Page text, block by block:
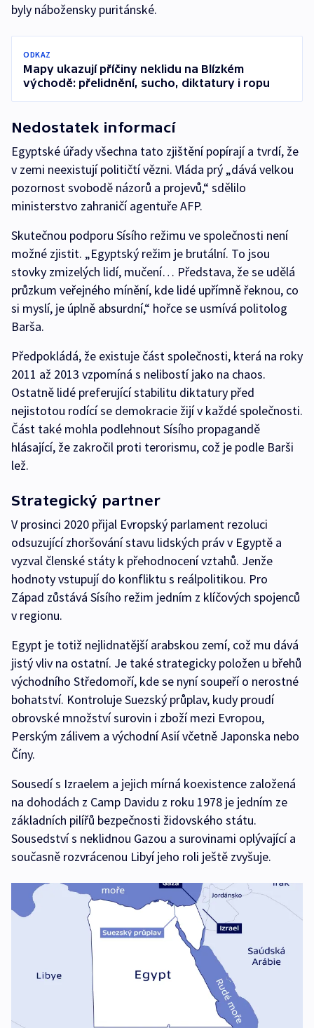
byly nábožensky puritánské.
ODKAZ
Mapy ukazují příčiny neklidu na Blízkém
východě: přelidnění, sucho, diktatury i ropu
Nedostatek informací
Egyptské úřady všechna tato zjištění popírají a tvrdí, že
v zemi neexistují političtí vězni. Vláda prý „dává velkou
pozornost svobodě názorů a projevů,“ sdělilo
ministerstvo zahraničí agentuře AFP.
Skutečnou podporu Sísího režimu ve společnosti není
možné zjistit. „Egyptský režim je brutální. To jsou
stovky zmizelých lidí, mučení… Představa, že se udělá
průzkum veřejného mínění, kde lidé upřímně řeknou, co
si myslí, je úplně absurdní,“ hořce se usmívá politolog
Barša.
Předpokládá, že existuje část společnosti, která na roky
2011 až 2013 vzpomíná s nelibostí jako na chaos.
Ostatně lidé preferující stabilitu diktatury před
nejistotou rodící se demokracie žijí v každé společnosti.
Část také mohla podlehnout Sísího propagandě
hlásající, že zakročil proti terorismu, což je podle Barši
lež.
Strategický partner
V prosinci 2020 přijal Evropský parlament rezoluci
odsuzující zhoršování stavu lidských práv v Egyptě a
vyzval členské státy k přehodnocení vztahů. Jenže
hodnoty vstupují do konfliktu s reálpolitikou. Pro
Západ zůstává Sísího režim jedním z klíčových spojenců
v regionu.
Egypt je totiž nejlidnatější arabskou zemí, což mu dává
jistý vliv na ostatní. Je také strategicky položen u břehů
východního Středomoří, kde se nyní soupeří o nerostné
bohatství. Kontroluje Suezský průplav, kudy proudí
obrovské množství surovin i zboží mezi Evropou,
Perským zálivem a východní Asií včetně Japonska nebo
Číny.
Sousedí s Izraelem a jejich mírná koexistence založená
na dohodách z Camp Davidu z roku 1978 je jedním ze
základních pilířů bezpečnosti židovského státu.
Sousedství s neklidnou Gazou a surovinami oplývající a
současně rozvrácenou Libyí jeho roli ještě zvyšuje.